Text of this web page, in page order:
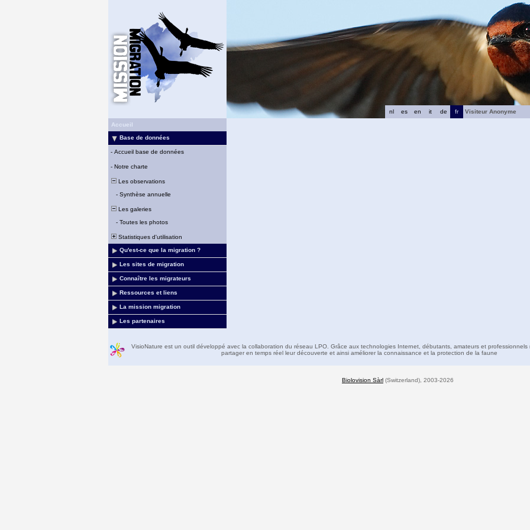
fr
de
it
en
es
nl
Visiteur Anonyme
Accueil
Base de données
- Accueil base de données
- Notre charte
Les observations
- Synthèse annuelle
Les galeries
- Toutes les photos
Statistiques d'utilisation
Qu'est-ce que la migration ?
Les sites de migration
Connaître les migrateurs
Ressources et liens
La mission migration
Les partenaires
VisioNature est un outil développé avec la collaboration du réseau LPO. Grâce aux technologies Internet, débutants, amateurs et professionnels
partager en temps réel leur découverte et ainsi améliorer la connaissance et la protection de la faune
Biolovision Sàrl (Switzerland), 2003-2026